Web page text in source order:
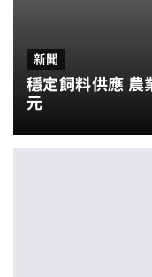
新聞
穩定飼料供應
元